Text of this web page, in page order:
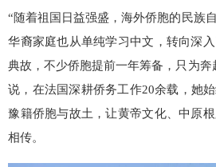
“随着祖国日益强盛，海外侨胞的民族
华裔家庭也从单纯学习中文，转向深
典故，不少侨胞提前一年筹备，只为
说，在法国深耕侨务工作20余载，她
豫籍侨胞与故土，让黄帝文化、中原
相传。